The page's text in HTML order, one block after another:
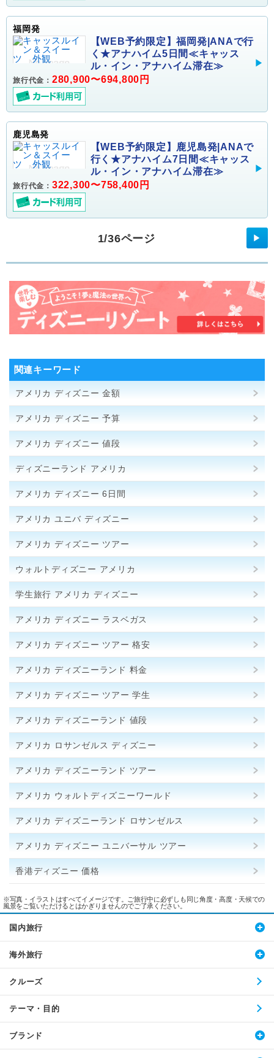
福岡発
【WEB予約限定】福岡発|ANAで行
く★アナハイム5日間≪キャッス
ル・イン・アナハイム滞在≫
旅行代金： 280,900〜694,800円
鹿児島発
【WEB予約限定】鹿児島発|ANAで
行く★アナハイム7日間≪キャッス
ル・イン・アナハイム滞在≫
旅行代金： 322,300〜758,400円
1/36ページ ▶
関連キーワード
アメリカ ディズニー 金額
アメリカ ディズニー 予算
アメリカ ディズニー 値段
ディズニーランド アメリカ
アメリカ ディズニー 6日間
アメリカ ユニバ ディズニー
アメリカ ディズニー ツアー
ウォルトディズニー アメリカ
学生旅行 アメリカ ディズニー
アメリカ ディズニー ラスベガス
アメリカ ディズニー ツアー 格安
アメリカ ディズニーランド 料金
アメリカ ディズニー ツアー 学生
アメリカ ディズニーランド 値段
アメリカ ロサンゼルス ディズニー
アメリカ ディズニーランド ツアー
アメリカ ウォルトディズニーワールド
アメリカ ディズニーランド ロサンゼルス
アメリカ ディズニー ユニバーサル ツアー
香港ディズニー 価格
※写真・イラストはすべてイメージです。ご旅行中に必ずしも同じ角度・高度・天候での
風景をご覧いただけるとはかぎりませんのでご了承ください。
国内旅行
海外旅行
クルーズ
テーマ・目的
ブランド